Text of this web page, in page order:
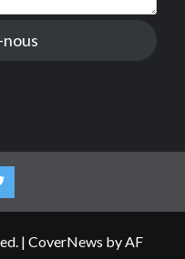
| CoverNews by AF